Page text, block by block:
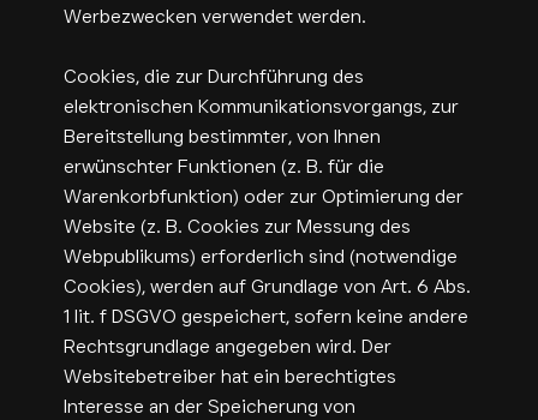
Werbezwecken verwendet werden.
Cookies, die zur Durchführung des
elektronischen Kommunikationsvorgangs, zur
Bereitstellung bestimmter, von Ihnen
erwünschter Funktionen (z. B. für die
Warenkorbfunktion) oder zur Optimierung der
Website (z. B. Cookies zur Messung des
Webpublikums) erforderlich sind (notwendige
Cookies), werden auf Grundlage von Art. 6 Abs.
1 lit. f DSGVO gespeichert, sofern keine andere
Rechtsgrundlage angegeben wird. Der
Websitebetreiber hat ein berechtigtes
Interesse an der Speicherung von